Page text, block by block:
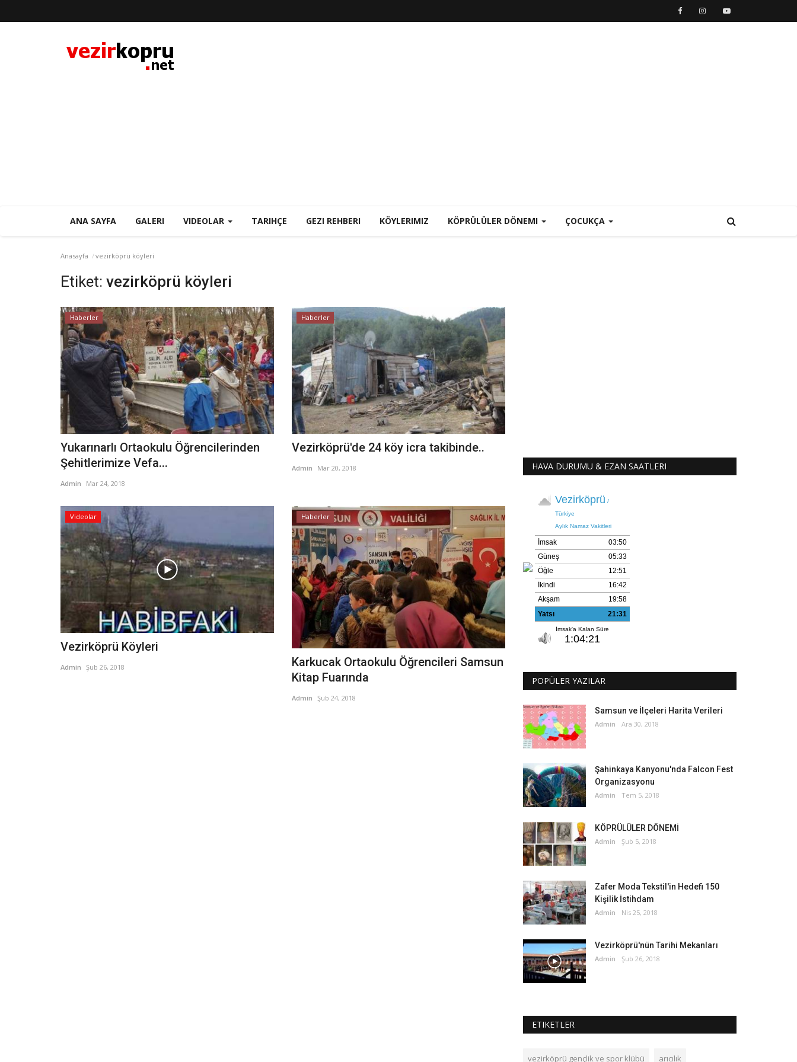
ANA SAYFA GALERI VIDEOLAR TARIHÇE GEZI REHBERI KÖYLERIMIZ KÖPRÜLÜLER DÖNEMI ÇOCUKÇA
Anasayfa vezirköprü köyleri
Etiket: vezirköprü köyleri
Haberler
Yukarınarlı Ortaokulu Öğrencilerinden
Şehitlerimize Vefa...
Admin Mar 24, 2018
Haberler
Vezirköprü'de 24 köy icra takibinde..
Admin Mar 20, 2018
Videolar
Vezirköprü Köyleri
Admin Şub 26, 2018
Haberler
Karkucak Ortaokulu Öğrencileri Samsun
Kitap Fuarında
Admin Şub 24, 2018
HAVA DURUMU & EZAN SAATLERI
POPÜLER YAZILAR
Samsun ve İlçeleri Harita Verileri
Admin Ara 30, 2018
Şahinkaya Kanyonu'nda Falcon Fest
Organizasyonu
Admin Tem 5, 2018
KÖPRÜLÜLER DÖNEMİ
Admin Şub 5, 2018
Zafer Moda Tekstil'in Hedefi 150
Kişilik İstihdam
Admin Nis 25, 2018
Vezirköprü'nün Tarihi Mekanları
Admin Şub 26, 2018
ETIKETLER
vezirköprü gençlik ve spor klübü arıcılık